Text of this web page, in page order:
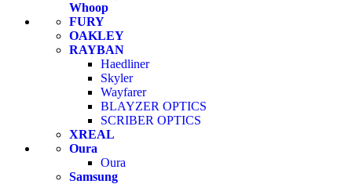
Whoop
FURY
OAKLEY
RAYBAN
Haedliner
Skyler
Wayfarer
BLAYZER OPTICS
SCRIBER OPTICS
XREAL
Oura
Oura
Samsung